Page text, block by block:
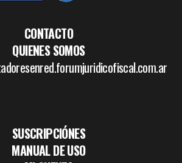
CONTACTO
QUIENES SOMOS
SUSCRIPCIÓNES
MANUAL DE USO